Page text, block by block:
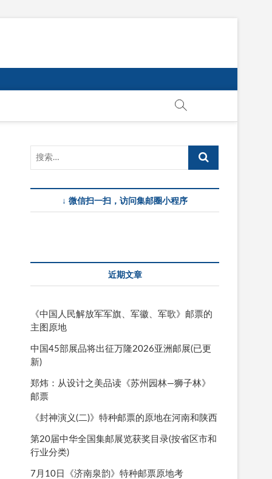
↓ 微信扫一扫，访问集邮圈小程序
近期文章
《中国人民解放军军旗、军徽、军歌》邮票的
主图原地
中国45部展品将出征万隆2026亚洲邮展(已更
新)
郑炜：从设计之美品读《苏州园林—狮子林》
邮票
《封神演义(二)》特种邮票的原地在河南和陕西
第20届中华全国集邮展览获奖目录(按省区市和
行业分类)
7月10日《济南泉韵》特种邮票原地考